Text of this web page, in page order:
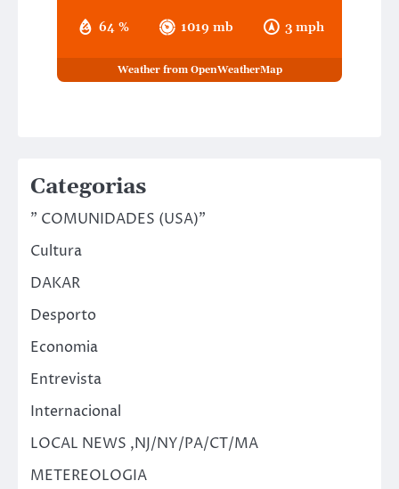
64 % 1019 mb 3 mph
Weather from OpenWeatherMap
Categorias
" COMUNIDADES (USA)"
Cultura
DAKAR
Desporto
Economia
Entrevista
Internacional
LOCAL NEWS ,NJ/NY/PA/CT/MA
METEREOLOGIA